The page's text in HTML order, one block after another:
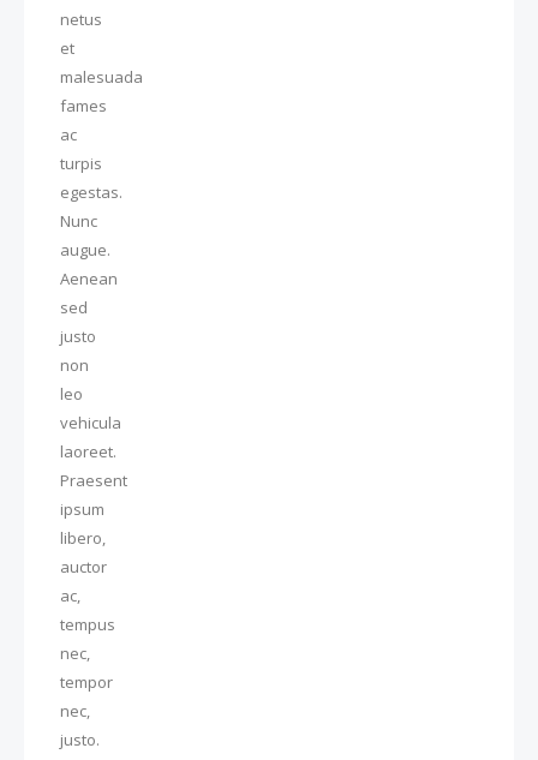
netus
et
malesuada
fames
ac
turpis
egestas.
Nunc
augue.
Aenean
sed
justo
non
leo
vehicula
laoreet.
Praesent
ipsum
libero,
auctor
ac,
tempus
nec,
tempor
nec,
justo.